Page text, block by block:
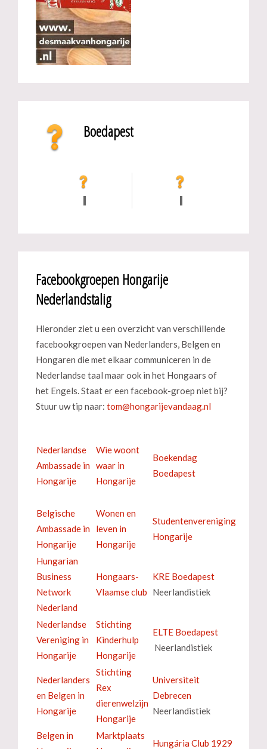
Boedapest
Facebookgroepen Hongarije
Nederlandstalig
Hieronder ziet u een overzicht van verschillende
facebookgroepen van Nederlanders, Belgen en
Hongaren die met elkaar communiceren in de
Nederlandse taal maar ook in het Hongaars of
het Engels. Staat er een facebook-groep niet bij?
Stuur uw tip naar:
Nederlandse
Ambassade in
Hongarije
Wie woont
waar in
Hongarije
Boekendag
Boedapest
Belgische
Ambassade in
Hongarije
Wonen en
leven in
Hongarije
Studentenvereniging
Hongarije
Hungarian
Business
Network
Nederland
Hongaars-
Vlaamse club
KRE Boedapest
Neerlandistiek
Nederlandse
Vereniging in
Hongarije
Stichting
Kinderhulp
Hongarije
ELTE Boedapest
Neerlandistiek
Nederlanders
en Belgen in
Hongarije
Stichting
Rex
dierenwelzijn
Hongarije
Universiteit
Debrecen
Neerlandistiek
Belgen in
Marktplaats
Hungária Club 1929